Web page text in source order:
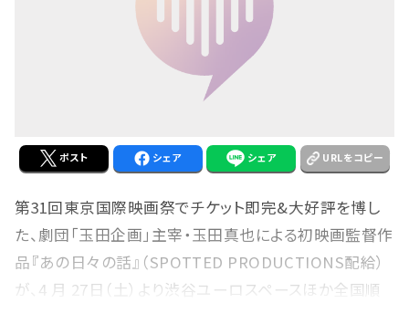
ポスト シェア シェア URLをコピー
第31回東京国際映画祭でチケット即完&大好評を博し
た、劇団「玉田企画」主宰・玉田真也による初映画監督作
品『あの日々の話』（SPOTTED PRODUCTIONS配給）
が、4 月 27日（土）より渋谷ユーロスペースほか全国順